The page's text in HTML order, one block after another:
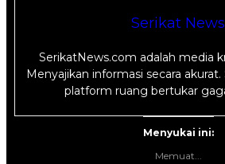
Serikat News
SerikatNews.com adalah media
Menyajikan informasi secara
platform ruang bertukar
Menyukai ini:
Memuat...